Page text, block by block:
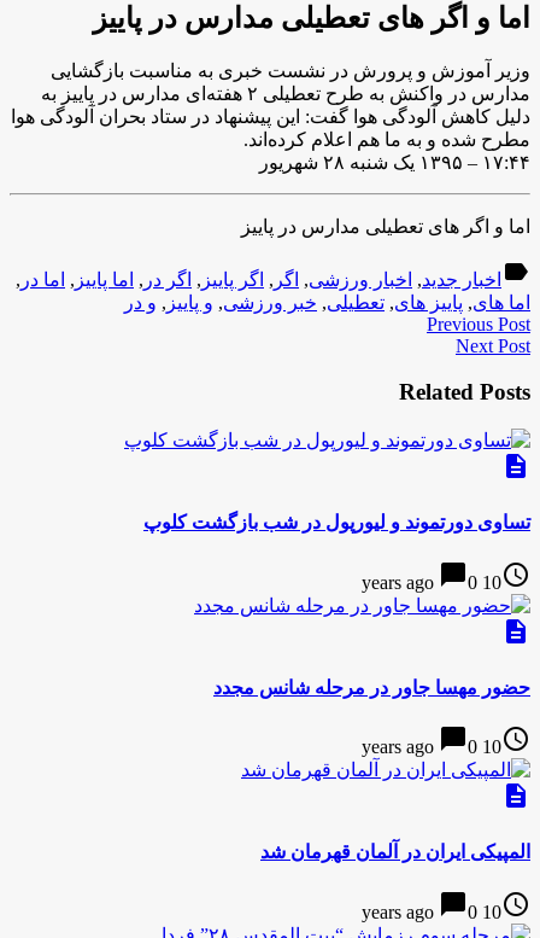
اما و اگر های تعطیلی مدارس در پاییز
وزیر آموزش و پرورش در نشست خبری به مناسبت بازگشایی
مدارس در واکنش به طرح تعطیلی ۲ هفته‌ای مدارس در پاییز به
دلیل کاهش آلودگی هوا گفت: این پیشنهاد در ستاد بحران آلودگی هوا
مطرح شده و به ما هم اعلام کرده‌اند.
۱۷:۴۴ – ۱۳۹۵ یک شنبه ۲۸ شهریور
اما و اگر های تعطیلی مدارس در پاییز
label اخبار جدید, اخبار ورزشی, اگر , اگر پاییز , اگر در , اما پاییز , اما در ,
اما های, پاییز های, تعطیلی, خبر ورزشی, و پاییز , و در
Previous Post
Next Post
Related Posts
description
تساوی دورتموند و لیورپول در شب بازگشت کلوپ
access_time
10 years ago
chat_bubble0
description
حضور مهسا جاور در مرحله شانس مجدد
access_time
10 years ago
chat_bubble0
description
المپیکی ایران در آلمان قهرمان شد
access_time
10 years ago
chat_bubble0